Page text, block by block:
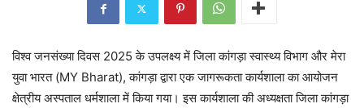
विश्व जनसंख्या दिवस 2025 के उपलक्ष्य में जिला कांगड़ा स्वास्थ्य विभाग और मेरा
युवा भारत (MY Bharat), कांगड़ा द्वारा एक जागरूकता कार्यशाला का आयोजन
क्षेत्रीय अस्पताल धर्मशाला में किया गया। इस कार्यशाला की अध्यक्षता जिला कांगड़ा